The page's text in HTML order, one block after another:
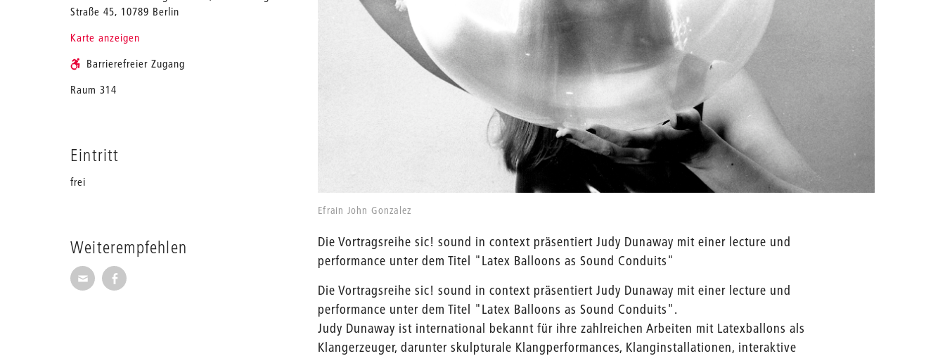
Straße 45, 10789 Berlin
Karte anzeigen
Barrierefreier Zugang
Raum 314
Eintritt
frei
Weiterempfehlen
Seite per E-Mail weiterempfehlen
Seite auf Facebook weiterempfehlen
Efrain John Gonzalez
Die Vortragsreihe sic! sound in context präsentiert Judy Dunaway mit einer lecture und
performance unter dem Titel "Latex Balloons as Sound Conduits"
Die Vortragsreihe sic! sound in context präsentiert Judy Dunaway mit einer lecture und
performance unter dem Titel "Latex Balloons as Sound Conduits".
Judy Dunaway ist international bekannt für ihre zahlreichen Arbeiten mit Latexballons als
Klangerzeuger, darunter skulpturale Klangperformances, Klanginstallationen, interaktive